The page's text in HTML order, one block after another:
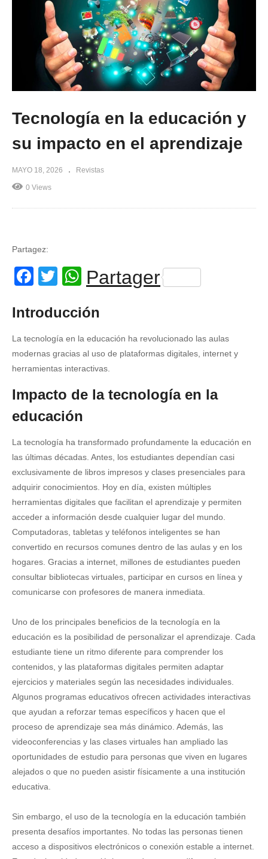
Tecnología en la educación y
su impacto en el aprendizaje
MAYO 18, 2026 Revistas
0 Views
Partagez:
Facebook
Twitter
WhatsApp
Partager
Introducción
La tecnología en la educación ha revolucionado las aulas
modernas gracias al uso de plataformas digitales, internet y
herramientas interactivas.
Impacto de la tecnología en la
educación
La tecnología ha transformado profundamente la educación en
las últimas décadas. Antes, los estudiantes dependían casi
exclusivamente de libros impresos y clases presenciales para
adquirir conocimientos. Hoy en día, existen múltiples
herramientas digitales que facilitan el aprendizaje y permiten
acceder a información desde cualquier lugar del mundo.
Computadoras, tabletas y teléfonos inteligentes se han
convertido en recursos comunes dentro de las aulas y en los
hogares. Gracias a internet, millones de estudiantes pueden
consultar bibliotecas virtuales, participar en cursos en línea y
comunicarse con profesores de manera inmediata.
Uno de los principales beneficios de la tecnología en la
educación es la posibilidad de personalizar el aprendizaje. Cada
estudiante tiene un ritmo diferente para comprender los
contenidos, y las plataformas digitales permiten adaptar
ejercicios y materiales según las necesidades individuales.
Algunos programas educativos ofrecen actividades interactivas
que ayudan a reforzar temas específicos y hacen que el
proceso de aprendizaje sea más dinámico. Además, las
videoconferencias y las clases virtuales han ampliado las
oportunidades de estudio para personas que viven en lugares
alejados o que no pueden asistir físicamente a una institución
educativa.
Sin embargo, el uso de la tecnología en la educación también
presenta desafíos importantes. No todas las personas tienen
acceso a dispositivos electrónicos o conexión estable a internet.